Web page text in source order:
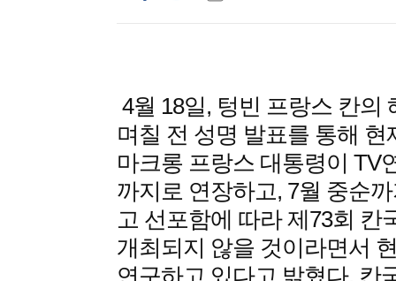
4월 18일, 텅빈 프랑스 칸의
며칠 전 성명 발표를 통해
마크롱 프랑스 대통령이 TV
까지로 연장하고, 7월 중순
고 선포함에 따라 제73회 칸
개최되지 않을 것이라면서
연구하고 있다고 밝혔다. 칸